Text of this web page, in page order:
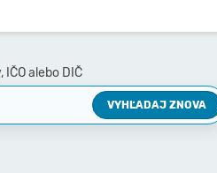
alebo DIČ
VYHĽADAJ ZNOVA